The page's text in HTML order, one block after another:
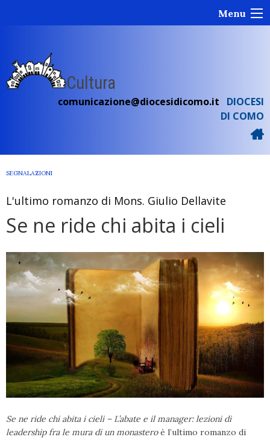
Menu
Cultura
comunicazione@diocesidicomo.it
DIOCESI
DI COMO
SEGNALAZIONI
L'ultimo romanzo di Mons. Giulio Dellavite
Se ne ride chi abita i cieli
Se ne ride chi abita i cieli – L’abate e il manager: lezioni di
leadership fra le mura di un monasteroè l’ultimo romanzo di